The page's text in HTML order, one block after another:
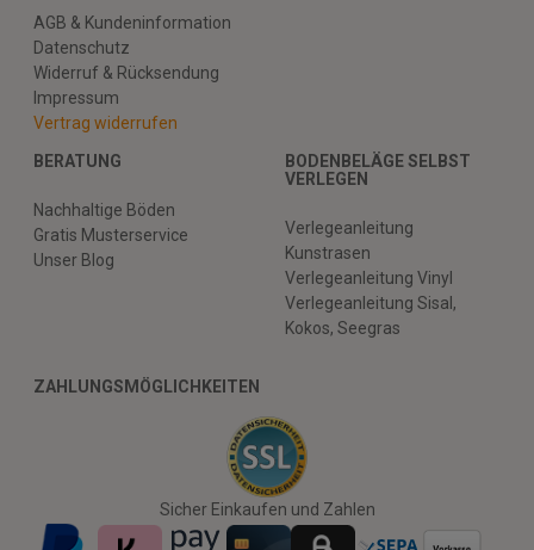
AGB & Kundeninformation
Datenschutz
Widerruf & Rücksendung
Impressum
Vertrag widerrufen
BERATUNG
Nachhaltige Böden
Gratis Musterservice
Unser Blog
BODENBELÄGE SELBST
VERLEGEN
Verlegeanleitung
Kunstrasen
Verlegeanleitung Vinyl
Verlegeanleitung Sisal,
Kokos, Seegras
ZAHLUNGSMÖGLICHKEITEN
Sicher Einkaufen und Zahlen